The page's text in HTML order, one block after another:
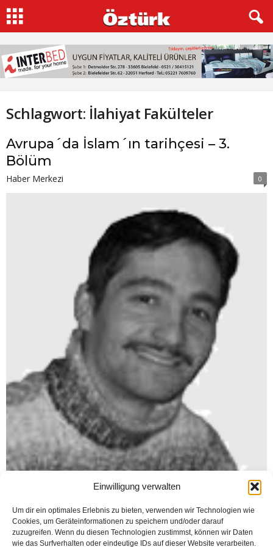
Einwilligung verwalten
Um dir ein optimales Erlebnis zu bieten, verwenden wir Technologien wie
Cookies, um Geräteinformationen zu speichern und/oder darauf
zuzugreifen. Wenn du diesen Technologien zustimmst, können wir Daten
wie das Surfverhalten oder eindeutige IDs auf dieser Website verarbeiten.
Schlagwort: İlahiyat Fakülteler
Avrupa´da İslam´ın tarihçesi – 3.
Bölüm
Haber Merkezi 0